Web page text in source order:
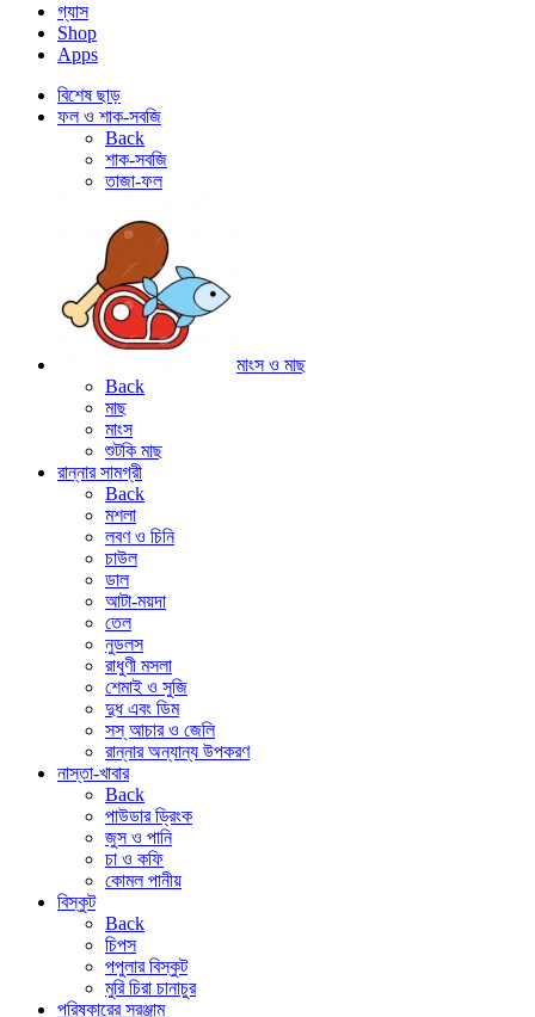
গ্যাস
Shop
Apps
বিশেষ ছাড়
ফল ও শাক-সবজি
Back
শাক-সবজি
তাজা-ফল
মাংস ও মাছ
Back
মাছ
মাংস
শুটকি মাছ
রান্নার সামগ্রী
Back
মশলা
লবণ ও চিনি
চাউল
ডাল
আটা-ময়দা
তেল
নুডলস
রাধুণী মসলা
শেমাই ও সুজি
দুধ এবং ডিম
সস্ আচার ও জেলি
রান্নার অন্যান্য উপকরণ
নাস্তা-খাবার
Back
পাউডার ড্রিংক
জুস ও পানি
চা ও কফি
কোমল পানীয়
বিস্কুট
Back
চিপস
পপুলার বিস্কুট
মুরি চিরা চানাচুর
পরিষ্কারের সরঞ্জাম